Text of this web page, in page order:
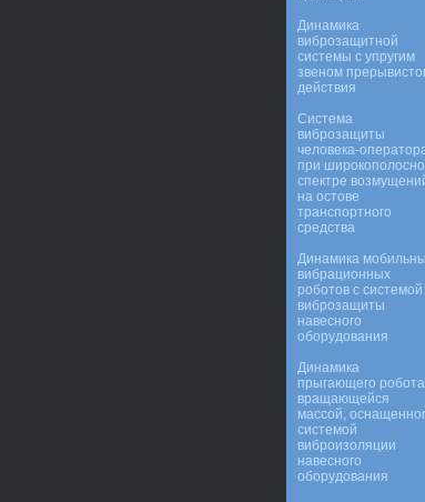
Динамика
виброзащитной
системы с упругим
звеном
действия
Система
виброзащиты
человека-
при
спектре
на остове
транспортного
средства
Динамика
вибрационных
роботов с системой
виброзащиты
навесного
оборудования
Динамика
прыгающего
вращающейся
массой,
системой
виброизоляции
навесного
оборудования